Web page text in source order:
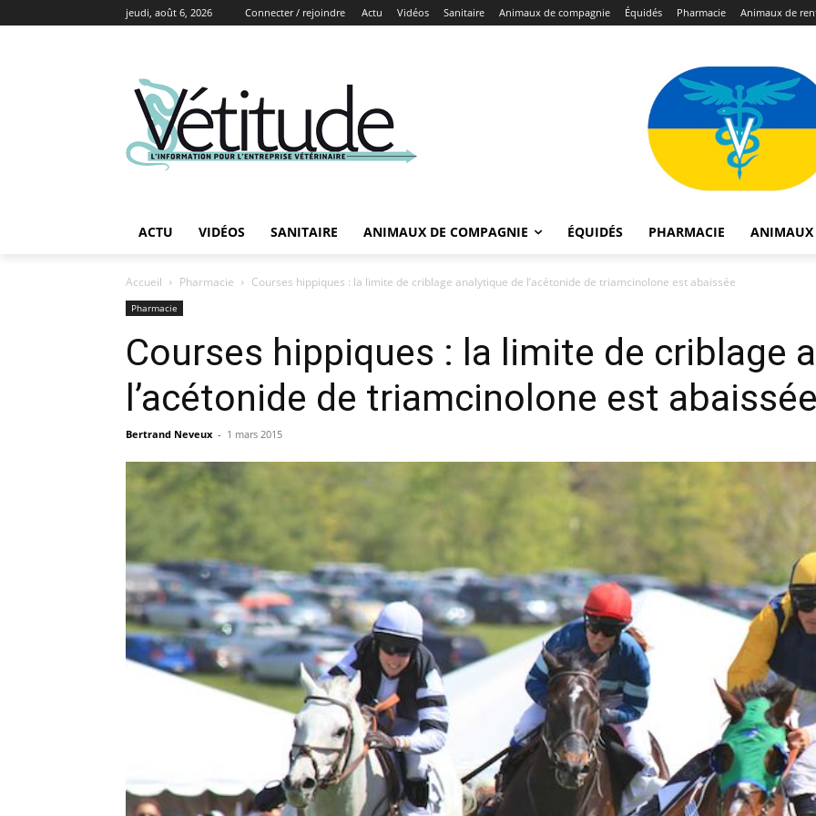
jeudi, août 6, 2026 Connecter / rejoindre Actu Vidéos Sanitaire Animaux de compagnie Équidés Pharmacie Animaux de
ACTU VIDÉOS SANITAIRE ANIMAUX DE COMPAGNIE ÉQUIDÉS PHARMACIE ANIMAUX
Accueil Pharmacie Courses hippiques : la limite de criblage analytique de l’acétonide de triamcinolone est abaissée
Pharmacie
Courses hippiques : la limite de criblage
l’acétonide de triamcinolone est
Bertrand Neveux - 1 mars 2015